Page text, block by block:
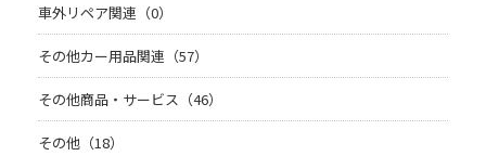
車外リペア関連（0）
その他カー用品関連（57）
その他商品・サービス（46）
その他（18）